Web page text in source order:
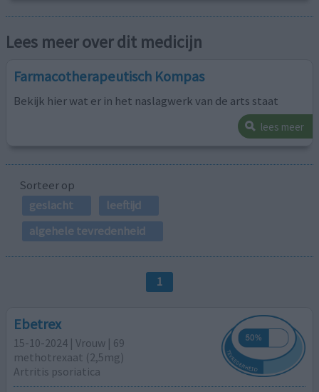
Lees meer over dit medicijn
Farmacotherapeutisch Kompas
Bekijk hier wat er in het naslagwerk van de arts staat
lees meer
Sorteer op
geslacht
leeftijd
algehele tevredenheid
1
Ebetrex
15-10-2024 | Vrouw | 69
methotrexaat (2,5mg)
Artritis psoriatica